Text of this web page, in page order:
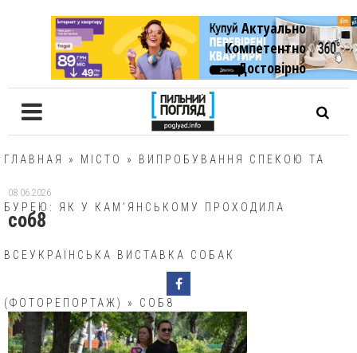
Актуально
Компетентно
Достовiрно
ГЛАВНАЯ » МІСТО » ВИПРОБУВАННЯ СПЕКОЮ ТА
БУРЕЮ: ЯК У КАМ’ЯНСЬКОМУ ПРОХОДИЛА
ВСЕУКРАЇНСЬКА ВИСТАВКА СОБАК
(ФОТОРЕПОРТАЖ) » СОБ8
08.06.2026
соб8